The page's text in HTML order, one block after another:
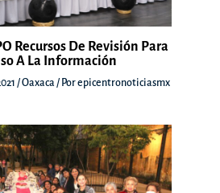
Recursos De Revisión Para
A La Información
/Oaxaca / Porepicentronoticiasmx